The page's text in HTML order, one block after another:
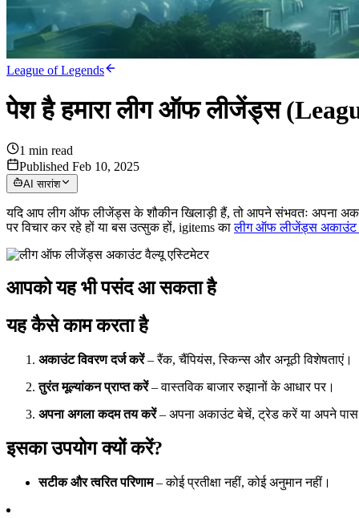
League of Legends
पेश है हमारा लीग ऑफ लीजेंड्स
1 min read
Published Feb 10, 2025
AI सारांश
यदि आप लीग ऑफ लीजेंड्स के शौकीन खिलाड़ी हैं, तो आपने संभवतः अपना
पर विचार कर रहे हों या बस उत्सुक हों, igitems कालीग ऑफ लीजेंड्स
आपको यह भी पसंद आ सकता है
यह कैसे काम करता है
अकाउंट विवरण दर्ज करें– रैंक, चैंपियंस, स्किन्स और अनूठी विशेषताएं।
तुरंत मूल्यांकन प्राप्त करें– वास्तविक बाजार रुझानों के आधार पर।
अपना अगला कदम तय करें– अपना अकाउंट बेचें, ट्रेड करें या अपने
इसका उपयोग क्यों करें?
सटीक और त्वरित परिणाम– कोई प्रतीक्षा नहीं, कोई अनुमान नहीं।